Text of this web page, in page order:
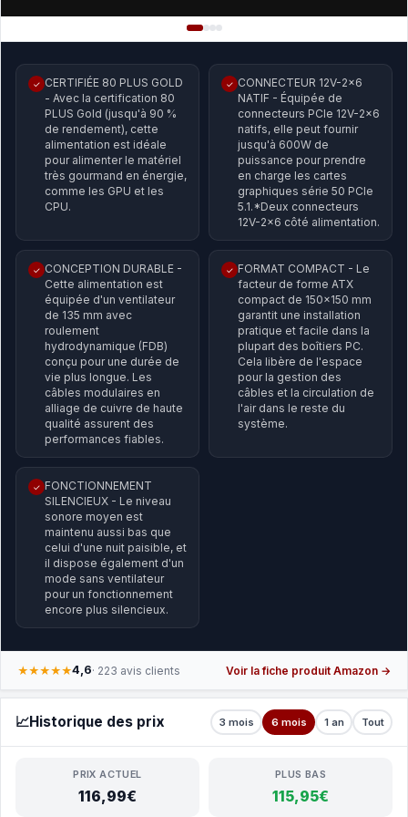
✓ CERTIFIÉE 80 PLUS GOLD
- Avec la certification 80
PLUS Gold (jusqu'à 90 %
de rendement), cette
alimentation est idéale
pour alimenter le matériel
très gourmand en énergie,
comme les GPU et les
CPU.
✓ CONNECTEUR 12V-2x6
NATIF - Équipée de
connecteurs PCIe 12V-2x6
natifs, elle peut fournir
jusqu'à 600W de
puissance pour prendre
en charge les cartes
graphiques série 50 PCIe
5.1.*Deux connecteurs
12V-2x6 côté alimentation.
✓ CONCEPTION DURABLE -
Cette alimentation est
équipée d'un ventilateur
de 135 mm avec
roulement
hydrodynamique (FDB)
conçu pour une durée de
vie plus longue. Les
câbles modulaires en
alliage de cuivre de haute
qualité assurent des
performances fiables.
✓ FORMAT COMPACT - Le
facteur de forme ATX
compact de 150x150 mm
garantit une installation
pratique et facile dans la
plupart des boîtiers PC.
Cela libère de l'espace
pour la gestion des
câbles et la circulation de
l'air dans le reste du
système.
✓ FONCTIONNEMENT
SILENCIEUX - Le niveau
sonore moyen est
maintenu aussi bas que
celui d'une nuit paisible, et
il dispose également d'un
mode sans ventilateur
pour un fonctionnement
encore plus silencieux.
★★★★★4,6· 223 avis clients Voir la fiche produit Amazon →
📈Historique des prix 3 mois 6 mois 1 an Tout
PRIX ACTUEL
116,99€
PLUS BAS
115,95€